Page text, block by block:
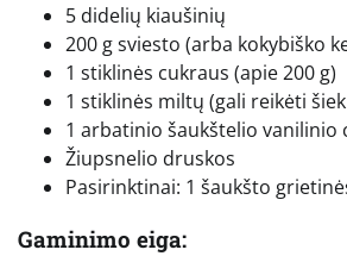
5 didelių kiaušinių
200 g sviesto (arba kokybiško
1 stiklinės cukraus (apie 200 g)
1 stiklinės miltų (gali reikėti
1 arbatinio šaukštelio vanilinio
Žiupsnelio druskos
Pasirinktinai: 1 šaukšto
Gaminimo eiga: